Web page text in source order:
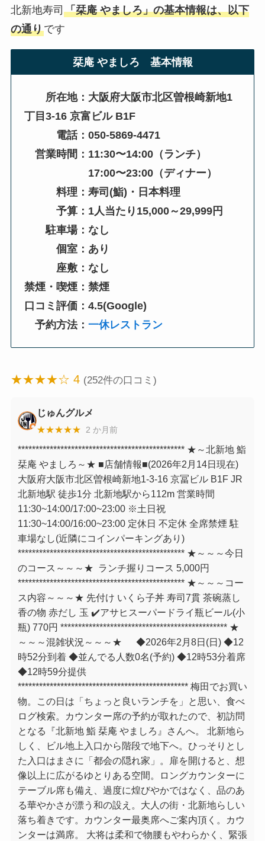
北新地寿司 「栞庵 やましろ」の基本情報は、以下
の通りです
栞庵 やましろ 基本情報
所在地：大阪府大阪市北区曽根崎新地1
丁目3-16 京富ビル B1F
電話：050-5869-4471
営業時間：11:30〜14:00（ランチ）
17:00〜23:00（ディナー）
料理：寿司(鮨) ・日本料理
予算：1人当たり15,000～29,999円
駐車場：なし
個室：あり
座敷：なし
禁煙・喫煙：禁煙
口コミ評価：4.5(Google)
予約方法：一休レストラン
★★★★☆ 4 (252件の口コミ)
じゅんグルメ
★★★★★ 2 か月前
*********************************************** ★～北新地 鮨
栞庵 やましろ～★⁡ ■店舗情報■(2026年2月14日現在)
大阪府大阪市北区曽根崎新地1-3-16 京冨ビル B1F JR
北新地駅 徒歩1分 北新地駅から112m 営業時間
11:30~14:00/17:00~23:00 ※土日祝
11:30~14:00/16:00~23:00 定休日 不定休 全席禁煙 駐
車場なし(近隣にコインパーキングあり)
⁡*********************************************** ★～～～今日
のコース～～～⁡★⁡ ⁡ ランチ握りコース 5,000円
*********************************************** ★～～～コー
ス内容～～～⁡★⁡ 先付け いくら子丼 寿司7貫 茶碗蒸し
香の物 赤だし 玉 ✔️アサヒスーパードライ瓶ビール(小
瓶) 770円 ***********************************************⁡⁡ ★
～～～混雑状況～～～★⁡ ⁡ ⁡ ◆2026年2月8日(日) ◆12
時52分到着 ◆並んでる人数0名(予約) ◆12時53分着席
◆12時59分提供 ⁡⁡
⁡⁡************************************************ 梅田でお買い
物。この日は「ちょっと良いランチを」と思い、食べ
ログ検索。カウンター席の予約が取れたので、初訪問
となる『北新地 鮨 栞庵 やましろ』さんへ。 北新地ら
しく、ビル地上入口から階段で地下へ。ひっそりとし
た入口はまさに「都会の隠れ家」。扉を開けると、想
像以上に広がるゆとりある空間。ロングカウンターに
テーブル席も備え、過度に煌びやかではなく、品のあ
る華やかさが漂う和の設え。大人の街・北新地らしい
落ち着きです。カウンター最奥席へご案内頂く。カウ
ンターは満席。 大将は柔和で物腰もやわらかく、緊張